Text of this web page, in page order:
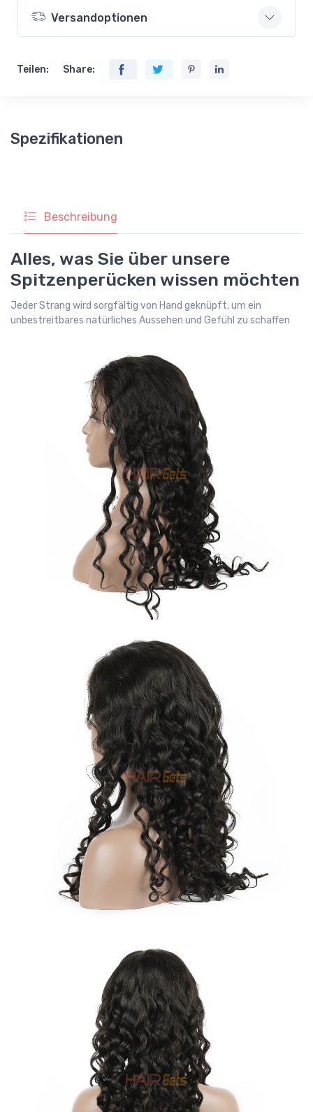
Versandoptionen
Teilen: Share:
Spezifikationen
Beschreibung
Alles, was Sie über unsere
Spitzenperücken wissen möchten
Jeder Strang wird sorgfältig von Hand geknüpft, um ein
unbestreitbares natürliches Aussehen und Gefühl zu schaffen